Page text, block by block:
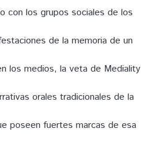
con los grupos sociales de los
de la memoria de un
los medios, la veta de Mediality
orales tradicionales de la
poseen fuertes marcas de esa